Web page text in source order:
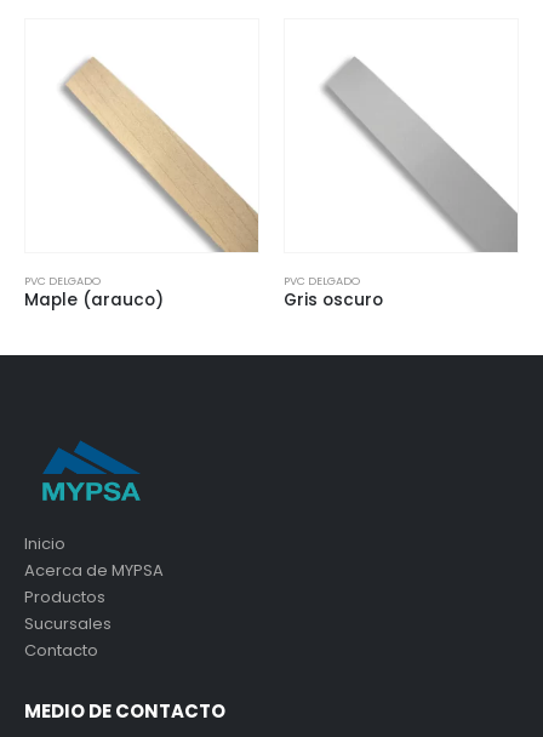
PVC DELGADO
Maple (arauco)
PVC DELGADO
Gris oscuro
Inicio
Acerca de MYPSA
Productos
Sucursales
Contacto
MEDIO DE CONTACTO